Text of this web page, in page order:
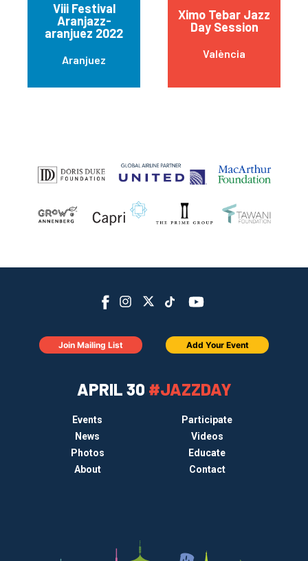
Viii Festival
Aranjazz-
aranjuez 2022
Aranjuez
Ximo Tebar Jazz
Day Session
València
APRIL 30 #JAZZDAY
Events
Participate
News
Videos
Photos
Educate
About
Contact
Join Mailing List Add Your Event